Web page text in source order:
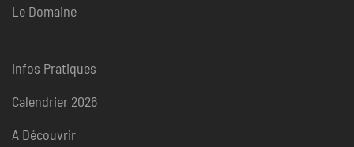
Le Domaine
Infos Pratiques
Calendrier 2026
A Découvrir